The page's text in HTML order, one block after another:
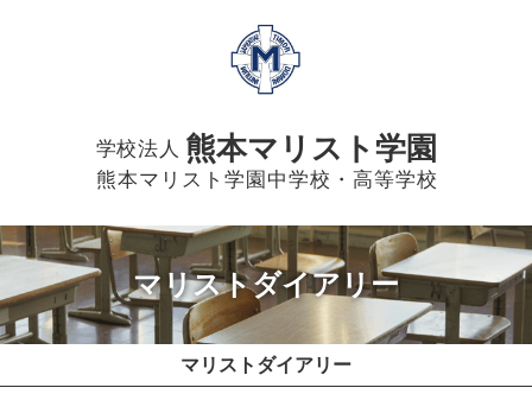
学校法人 熊本マリスト学園
熊本マリスト学園中学校・高等学校
マリストダイアリー
マリストダイアリー